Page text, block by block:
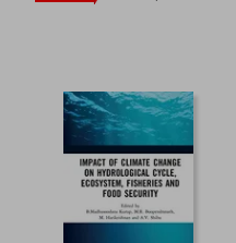
dcto. $ 153.82